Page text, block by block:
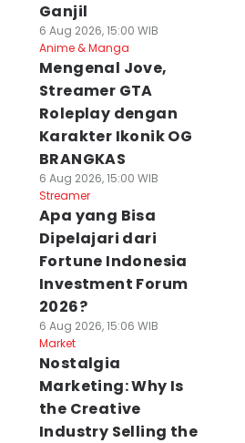
Ganjil
6 Aug 2026, 15:00 WIB
Anime & Manga
Mengenal Jove,
Streamer GTA
Roleplay dengan
Karakter Ikonik OG
BRANGKAS
6 Aug 2026, 15:00 WIB
Streamer
Apa yang Bisa
Dipelajari dari
Fortune Indonesia
Investment Forum
2026?
6 Aug 2026, 15:06 WIB
Market
Nostalgia
Marketing: Why Is
the Creative
Industry Selling the